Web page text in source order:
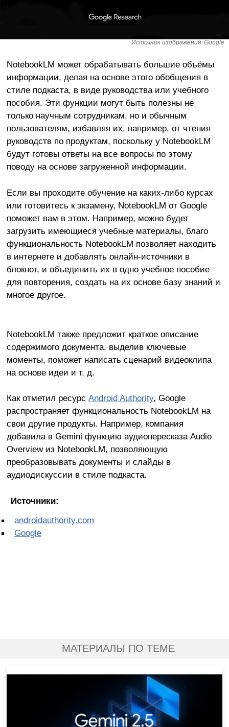
Источник изображения: Google
NotebookLM может обрабатывать большие объёмы
информации, делая на основе этого обобщения в
стиле подкаста, в виде руководства или учебного
пособия. Эти функции могут быть полезны не
только научным сотрудникам, но и обычным
пользователям, избавляя их, например, от чтения
руководств по продуктам, поскольку у NotebookLM
будут готовы ответы на все вопросы по этому
поводу на основе загруженной информации.
Если вы проходите обучение на каких-либо курсах
или готовитесь к экзамену, NotebookLM от Google
поможет вам в этом. Например, можно будет
загрузить имеющиеся учебные материалы, благо
функциональность NotebookLM позволяет находить
в интернете и добавлять онлайн-источники в
блокнот, и объединить их в одно учебное пособие
для повторения, создать на их основе базу знаний и
многое другое.
NotebookLM также предложит краткое описание
содержимого документа, выделив ключевые
моменты, поможет написать сценарий видеоклипа
на основе идеи и т. д.
Как отметил ресурс Android Authority, Google
распространяет функциональность NotebookLM на
свои другие продукты. Например, компания
добавила в Gemini функцию аудиопересказа Audio
Overview из NotebookLM, позволяющую
преобразовывать документы и слайды в
аудиодискуссии в стиле подкаста.
Источники:
androidauthority.com
Google
МАТЕРИАЛЫ ПО ТЕМЕ